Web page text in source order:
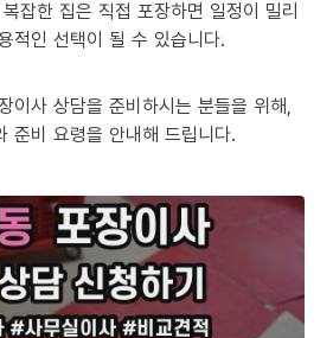
잡한 집은 직접 포장하면 일정이 밀리
적인 선택이 될 수 있습니다.
이사 상담을 준비하시는 분들을 위해,
준비 요령을 안내해 드립니다.